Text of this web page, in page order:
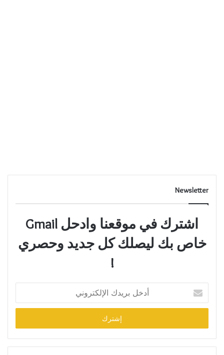
Newsletter
اشترك في موقعنا وادحل Gmail
خاص بك ليصلك كل جديد وحصري
!
بريدك
الإلكتروني